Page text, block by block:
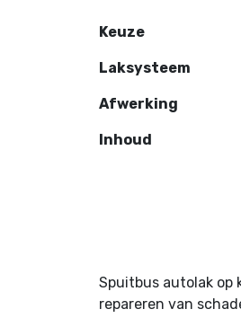
Keuze
Laksysteem
Afwerking
Inhoud
Spuitbus autolak op
repareren van